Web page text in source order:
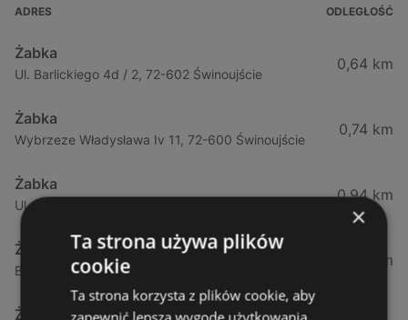
ADRES ODLEGŁOŚĆ
Żabka
Ul. Barlickiego 4d / 2, 72-602 Świnoujście
0,64 km
Żabka
Wybrzeze Władysława Iv 11, 72-600 Świnoujście
0,74 km
Żabka
Ul. Bohaterów Września 49, 72-600 Świnoujście
0,94 km
Żabka
Bohaterów Września 52, 72-600 Świnoujście
1,02 km
Żabka
×
Ta strona używa plików
cookie
Ta strona korzysta z plików cookie, aby